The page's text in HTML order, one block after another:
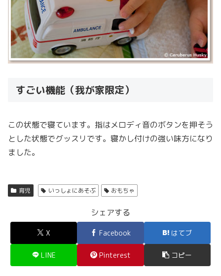
すごい機能（我が家限定）
この状態で寝ています。指はメロディ音のボタンを押そう
とした状態でグッスリです。寝かし付けの強い味方になり
ました。
育児 いっしょにあそぶ おもちゃ
シェアする
X Facebook はてブ
LINE Pinterest コピー